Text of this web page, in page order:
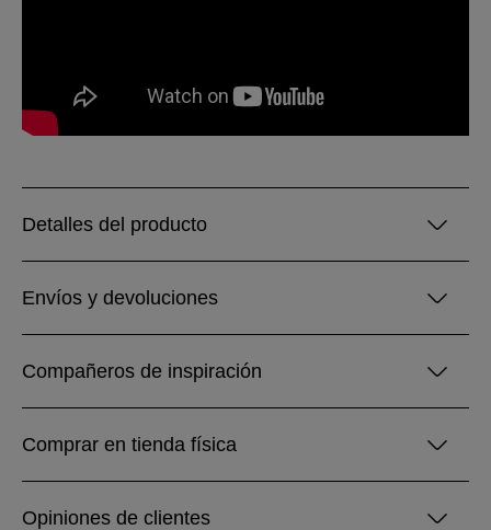
Detalles del producto
Envíos y devoluciones
Compañeros de inspiración
Comprar en tienda física
Opiniones de clientes